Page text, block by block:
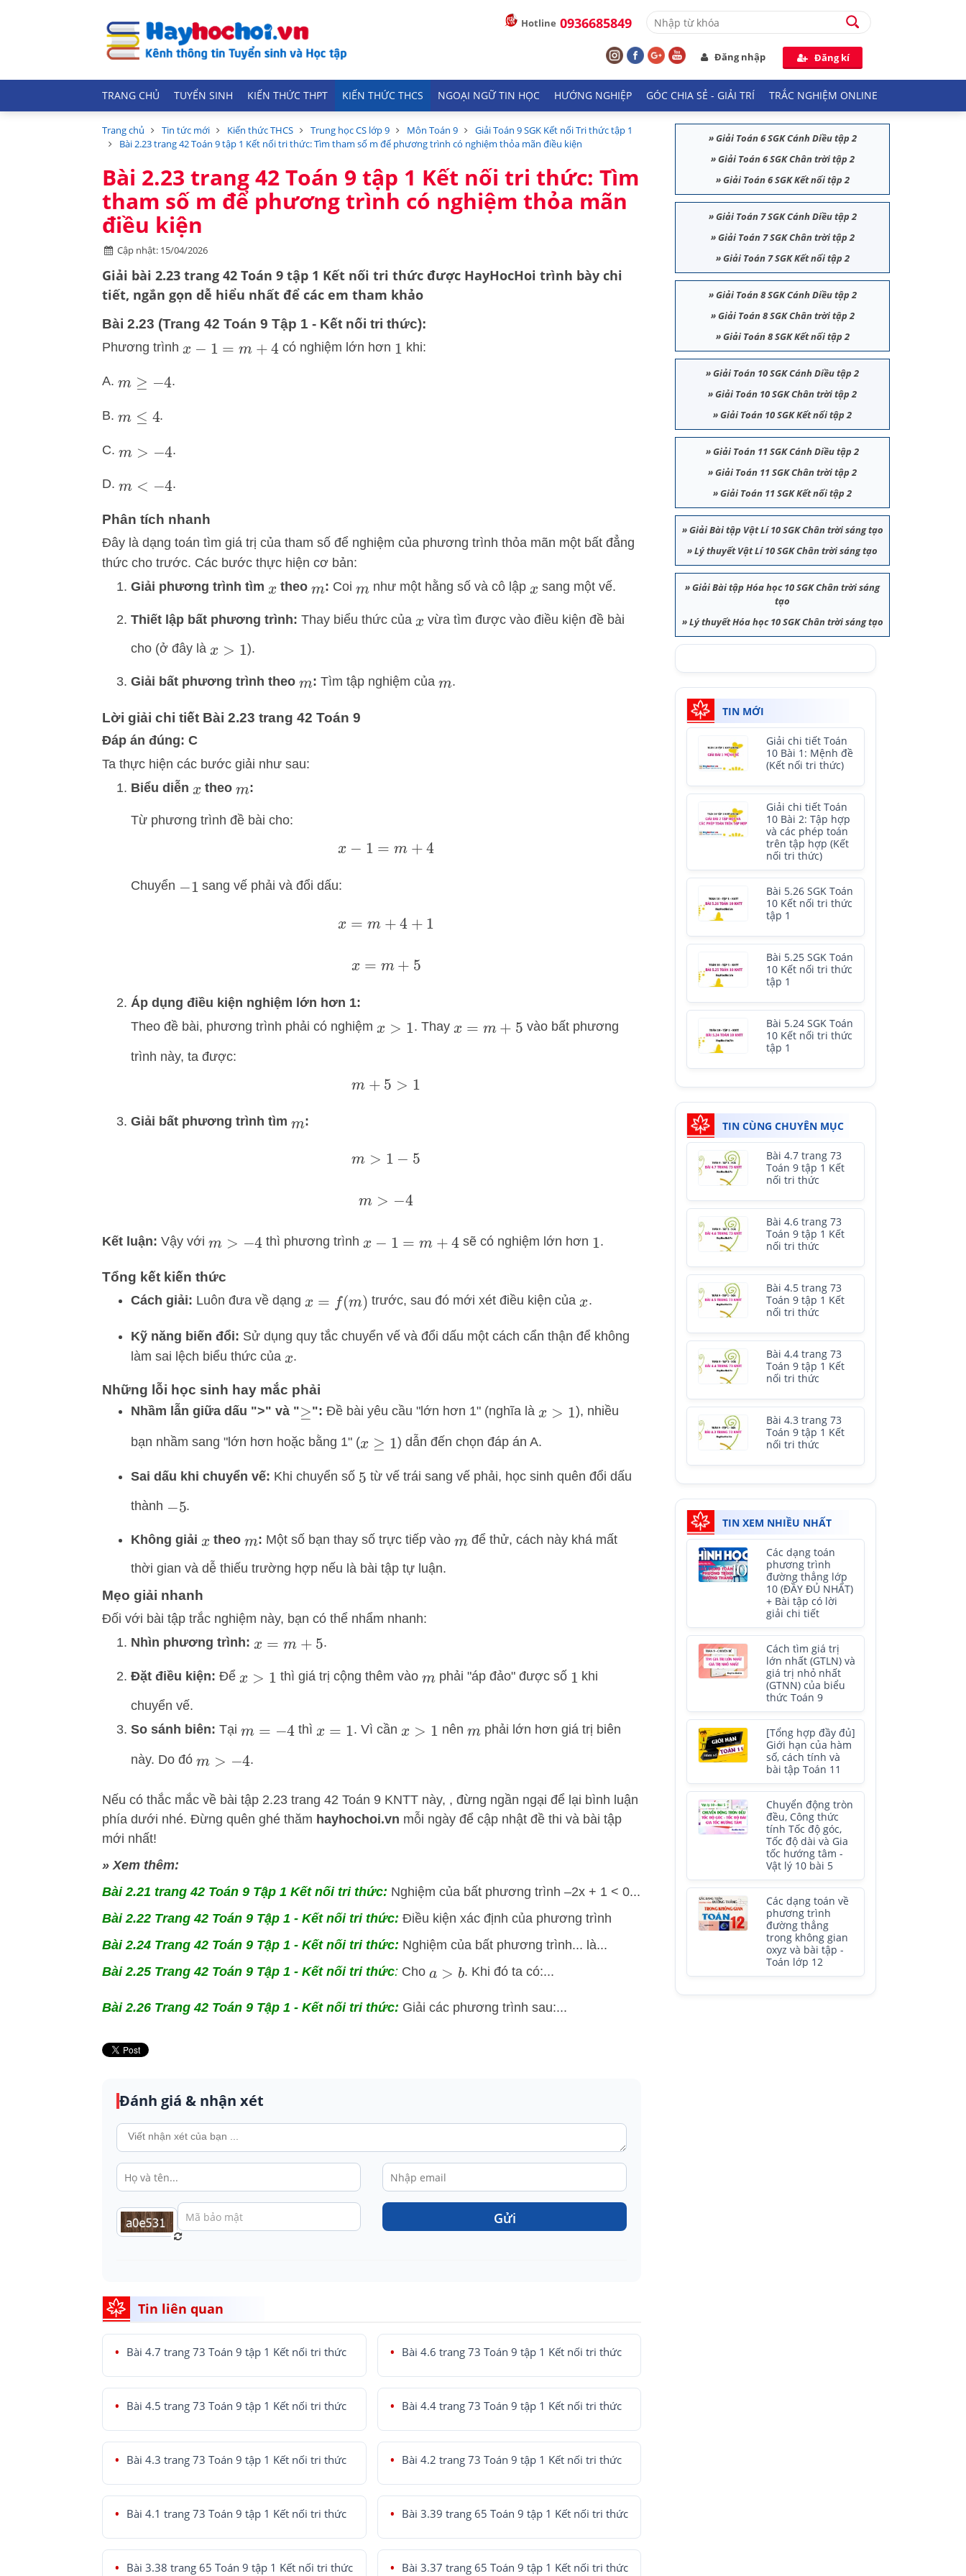
Hotline 0936685849
Đăng nhập Đăng kí
TRANG CHỦ TUYỂN SINH KIẾN THỨC THPT KIẾN THỨC THCS NGOẠI NGỮ TIN HỌC HƯỚNG NGHIỆP GÓC CHIA SẺ - GIẢI TRÍ TRẮC NGHIỆM ONLINE
Trang chủ Tin tức mới Kiến thức THCS Trung học CS lớp 9 Môn Toán 9
Giải Toán 9 SGK Kết nối Tri thức tập 1
Bài 2.23 trang 42 Toán 9 tập 1 Kết nối tri thức: Tìm tham số m để phương trình có nghiệm thỏa mãn điều kiện
Bài 2.23 trang 42 Toán 9 tập 1 Kết nối tri thức: Tìm
tham số m để phương trình có nghiệm thỏa mãn
điều kiện
Cập nhật: 15/04/2026
Giải bài 2.23 trang 42 Toán 9 tập 1 Kết nối tri thức được HayHocHoi trình bày chi
tiết, ngắn gọn dễ hiểu nhất để các em tham khảo
Bài 2.23 (Trang 42 Toán 9 Tập 1 - Kết nối tri thức):
Phương trình x−1 = m+4 có nghiệm lớn hơn 1 khi:
A. m≥− 4 .
B. m≤4 .
C. m>− 4 .
D. m<− 4 .
Phân tích nhanh
Đây là dạng toán tìm giá trị của tham số để nghiệm của phương trình thỏa mãn một bất đẳng
thức cho trước. Các bước thực hiện cơ bản:
Giải phương trình tìm x theom: Coim như một hằng số và cô lập x sang một vế.
Thiết lập bất phương trình: Thay biểu thức của x vừa tìm được vào điều kiện đề bài
cho (ở đây là x>1 ).
Giải bất phương trình theo m: Tìm tập nghiệm của m.
Lời giải chi tiết Bài 2.23 trang 42 Toán 9
Đáp án đúng: C
Ta thực hiện các bước giải như sau:
Biểu diễn x theom:
Từ phương trình đề bài cho:
x −1=m+ 4
Chuyển −1 sang vế phải và đổi dấu:
x=m +4+ 1
x= m+5
Áp dụng điều kiện nghiệm lớn hơn 1:
Theo đề bài, phương trình phải có nghiệm x>1 . Thay x=m+5 vào bất phương
trình này, ta được:
m+ 5 >1
Giải bất phương trình tìm m:
m> 1−5
m> −4
Kết luận: Vậy với m>− 4 thì phương trình x−1 = m+4 sẽ có nghiệm lớn hơn 1.
Tổng kết kiến thức
Cách giải: Luôn đưa về dạng x=f( m) trước, sau đó mới xét điều kiện của x.
Kỹ năng biến đổi: Sử dụng quy tắc chuyển vế và đổi dấu một cách cẩn thận để không
làm sai lệch biểu thức của x.
Những lỗi học sinh hay mắc phải
Nhầm lẫn giữa dấu ">" và "≥ ": Đề bài yêu cầu "lớn hơn 1" (nghĩa là x>1 ), nhiều
bạn nhầm sang "lớn hơn hoặc bằng 1" (x≥1 ) dẫn đến chọn đáp án A.
Sai dấu khi chuyển vế: Khi chuyển số 5 từ vế trái sang vế phải, học sinh quên đổi dấu
thành −5.
Không giải x theom: Một số bạn thay số trực tiếp vàom để thử, cách này khá mất
thời gian và dễ thiếu trường hợp nếu là bài tập tự luận.
Mẹo giải nhanh
Đối với bài tập trắc nghiệm này, bạn có thể nhẩm nhanh:
Nhìn phương trình: x=m+5 .
Đặt điều kiện: Để x>1 thì giá trị cộng thêm vào mphải "áp đảo" được số 1 khi
chuyển vế.
So sánh biên: Tại m=− 4 thì x=1 . Vì cần x>1 nên mphải lớn hơn giá trị biên
này. Do đó m>− 4 .
Nếu có thắc mắc về bài tập 2.23 trang 42 Toán 9 KNTT này, , đừng ngần ngại để lại bình luận
phía dưới nhé. Đừng quên ghé thăm hayhochoi.vn mỗi ngày để cập nhật đề thi và bài tập
mới nhất!
» Xem thêm:
Bài 2.21 trang 42 Toán 9 Tập 1 Kết nối tri thức: Nghiệm của bất phương trình –2x + 1 < 0...
Bài 2.22 Trang 42 Toán 9 Tập 1 - Kết nối tri thức: Điều kiện xác định của phương trình
Bài 2.24 Trang 42 Toán 9 Tập 1 - Kết nối tri thức: Nghiệm của bất phương trình... là...
Bài 2.25 Trang 42 Toán 9 Tập 1 - Kết nối tri thức: Cho a >b . Khi đó ta có:...
Bài 2.26 Trang 42 Toán 9 Tập 1 - Kết nối tri thức: Giải các phương trình sau:...
Đánh giá & nhận xét
Gửi
Tin liên quan
Bài 4.7 trang 73 Toán 9 tập 1 Kết nối tri thức Bài 4.6 trang 73 Toán 9 tập 1 Kết nối tri thức
Bài 4.5 trang 73 Toán 9 tập 1 Kết nối tri thức Bài 4.4 trang 73 Toán 9 tập 1 Kết nối tri thức
Bài 4.3 trang 73 Toán 9 tập 1 Kết nối tri thức Bài 4.2 trang 73 Toán 9 tập 1 Kết nối tri thức
Bài 4.1 trang 73 Toán 9 tập 1 Kết nối tri thức Bài 3.39 trang 65 Toán 9 tập 1 Kết nối tri thức
Bài 3.38 trang 65 Toán 9 tập 1 Kết nối tri thức Bài 3.37 trang 65 Toán 9 tập 1 Kết nối tri thức
»Giải Toán 6 SGK Cánh Diều tập 2
»Giải Toán 6 SGK Chân trời tập 2
»Giải Toán 6 SGK Kết nối tập 2
»Giải Toán 7 SGK Cánh Diều tập 2
»Giải Toán 7 SGK Chân trời tập 2
»Giải Toán 7 SGK Kết nối tập 2
»Giải Toán 8 SGK Cánh Diều tập 2
»Giải Toán 8 SGK Chân trời tập 2
»Giải Toán 8 SGK Kết nối tập 2
»Giải Toán 10 SGK Cánh Diều tập 2
»Giải Toán 10 SGK Chân trời tập 2
»Giải Toán 10 SGK Kết nối tập 2
»Giải Toán 11 SGK Cánh Diều tập 2
»Giải Toán 11 SGK Chân trời tập 2
»Giải Toán 11 SGK Kết nối tập 2
»Giải Bài tập Vật Lí 10 SGK Chân trời sáng tạo
»Lý thuyết Vật Lí 10 SGK Chân trời sáng tạo
»Giải Bài tập Hóa học 10 SGK Chân trời sáng
tạo
»Lý thuyết Hóa học 10 SGK Chân trời sáng tạo
TIN MỚI
Giải chi tiết Toán
10 Bài 1: Mệnh đề
(Kết nối tri thức)
Giải chi tiết Toán
10 Bài 2: Tập hợp
và các phép toán
trên tập hợp (Kết
nối tri thức)
Bài 5.26 SGK Toán
10 Kết nối tri thức
tập 1
Bài 5.25 SGK Toán
10 Kết nối tri thức
tập 1
Bài 5.24 SGK Toán
10 Kết nối tri thức
tập 1
TIN CÙNG CHUYÊN MỤC
Bài 4.7 trang 73
Toán 9 tập 1 Kết
nối tri thức
Bài 4.6 trang 73
Toán 9 tập 1 Kết
nối tri thức
Bài 4.5 trang 73
Toán 9 tập 1 Kết
nối tri thức
Bài 4.4 trang 73
Toán 9 tập 1 Kết
nối tri thức
Bài 4.3 trang 73
Toán 9 tập 1 Kết
nối tri thức
TIN XEM NHIỀU NHẤT
Các dạng toán
phương trình
đường thẳng lớp
10 (ĐẦY ĐỦ NHẤT)
+ Bài tập có lời
giải chi tiết
Cách tìm giá trị
lớn nhất (GTLN) và
giá trị nhỏ nhất
(GTNN) của biểu
thức Toán 9
[Tổng hợp đầy đủ]
Giới hạn của hàm
số, cách tính và
bài tập Toán 11
Chuyển động tròn
đều, Công thức
tính Tốc độ góc,
Tốc độ dài và Gia
tốc hướng tâm -
Vật lý 10 bài 5
Các dạng toán về
phương trình
đường thẳng
trong không gian
oxyz và bài tập -
Toán lớp 12